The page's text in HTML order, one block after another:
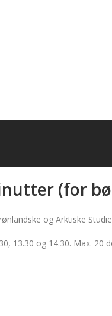
(for
og Arktiske
13.30 og 14.30. Max.